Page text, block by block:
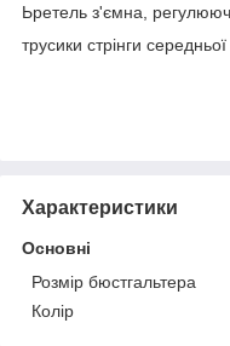
Ьретель з'ємна,
трусики стрінги
Характеристики
Основні
Розмір бюстгальтера
Колір